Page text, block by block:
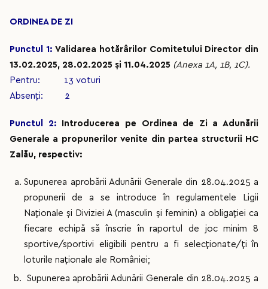
ORDINEA DE ZI
Punctul 1: Validarea hotărârilor Comitetului Director din
13.02.2025, 28.02.2025 și 11.04.2025 (Anexa 1A, 1B, 1C).
Pentru: 13 voturi
Absenți: 2
Punctul 2:
Introducerea pe Ordinea de Zi a Adunării
Generale a propunerilor venite din partea structurii HC
Zalău, respectiv:
Supunerea aprobării Adunării Generale din 28.04.2025 a
propunerii de a se introduce în regulamentele Ligii
Naționale și Diviziei A (masculin și feminin) a obligației ca
fiecare echipă să înscrie în raportul de joc minim 8
sportive/sportivi eligibili pentru a fi selecționate/ți în
loturile naționale ale României;
Supunerea aprobării Adunării Generale din 28.04.2025 a